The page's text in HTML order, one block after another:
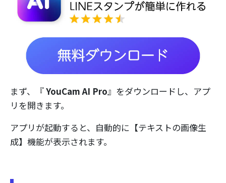
まず、『YouCam AI Pro』をダウンロードし、アプ
リを開きます。
アプリが起動すると、自動的に【テキストの画像生
成】機能が表示されます。